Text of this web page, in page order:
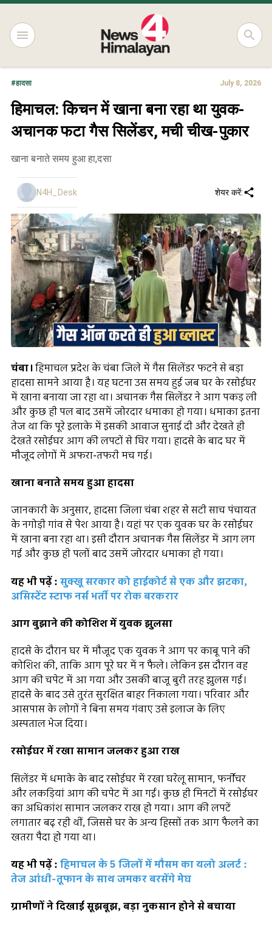
#हादसा July 8, 2026
हिमाचल: किचन में खाना बना रहा था युवक-
अचानक फटा गैस सिलेंडर, मची चीख-पुकार
खाना बनाते समय हुआ हा,दसा
N4H_Desk शेयर करें:
चंबा।हिमाचल प्रदेश के चंबा जिले में गैस सिलेंडर फटने से बड़ा
हादसा सामने आया है। यह घटना उस समय हुई जब घर के रसोईघर
में खाना बनाया जा रहा था। अचानक गैस सिलेंडर ने आग पकड़ ली
और कुछ ही पल बाद उसमें जोरदार धमाका हो गया। धमाका इतना
तेज था कि पूरे इलाके में इसकी आवाज सुनाई दी और देखते ही
देखते रसोईघर आग की लपटों से घिर गया। हादसे के बाद घर में
मौजूद लोगों में अफरा-तफरी मच गई।
खाना बनाते समय हुआ हादसा
जानकारी के अनुसार, हादसा जिला चंबा शहर से सटी साच पंचायत
के नगोड़ी गांव से पेश आया है। यहां पर एक युवक घर के रसोईघर
में खाना बना रहा था। इसी दौरान अचानक गैस सिलेंडर में आग लग
गई और कुछ ही पलों बाद उसमें जोरदार धमाका हो गया।
यह भी पढ़ें : सुक्खू सरकार को हाईकोर्ट से एक और झटका,
असिस्टेंट स्टाफ नर्स भर्ती पर रोक बरकरार
आग बुझाने की कोशिश में युवक झुलसा
हादसे के दौरान घर में मौजूद एक युवक ने आग पर काबू पाने की
कोशिश की, ताकि आग पूरे घर में न फैले। लेकिन इस दौरान वह
आग की चपेट में आ गया और उसकी बाजू बुरी तरह झुलस गई।
हादसे के बाद उसे तुरंत सुरक्षित बाहर निकाला गया। परिवार और
आसपास के लोगों ने बिना समय गंवाए उसे इलाज के लिए
अस्पताल भेज दिया।
रसोईघर में रखा सामान जलकर हुआ राख
सिलेंडर में धमाके के बाद रसोईघर में रखा घरेलू सामान, फर्नीचर
और लकड़ियां आग की चपेट में आ गईं। कुछ ही मिनटों में रसोईघर
का अधिकांश सामान जलकर राख हो गया। आग की लपटें
लगातार बढ़ रही थीं, जिससे घर के अन्य हिस्सों तक आग फैलने का
खतरा पैदा हो गया था।
यह भी पढ़ें : हिमाचल के 5 जिलों में मौसम का यलो अलर्ट :
तेज आंधी-तूफान के साथ जमकर बरसेंगे मेघ
ग्रामीणों ने दिखाई सूझबूझ, बड़ा नुकसान होने से बचाया